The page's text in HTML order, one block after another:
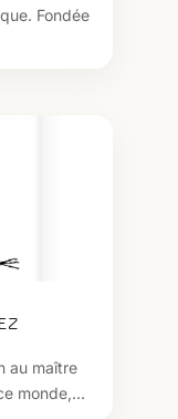
Fondée
au maître
monde,...